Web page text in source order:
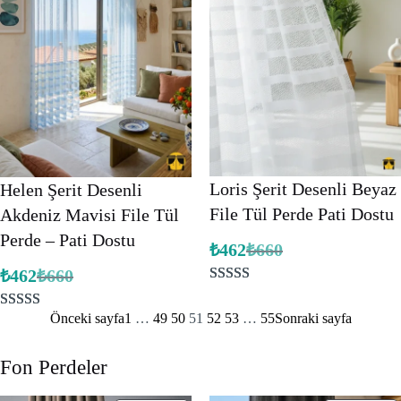
Helen Şerit Desenli
Akdeniz Mavisi File Tül
Perde – Pati Dostu
₺660
Orijinal
fiyat:
₺660.
₺462Şu
andaki
fiyat:
₺462.
dayanarak 5
Loris Şerit Desenli Beyaz
File Tül Perde Pati Dostu
₺660
Orijinal
fiyat:
₺462Şu
andaki
puanına
Önceki sayfa1 … 49 50 51 52 53 … 55Sonraki sayfa
Fon Perdeler